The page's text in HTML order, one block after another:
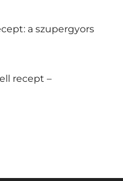
a szupergyors
recept –